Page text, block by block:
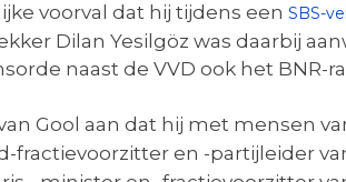
voorval dat hij tijdens een SBS-
Dilan Yesilgöz was daarbij
naast de VVD ook het
Gool aan dat hij met mensen
fractievoorzitter en -partijleider